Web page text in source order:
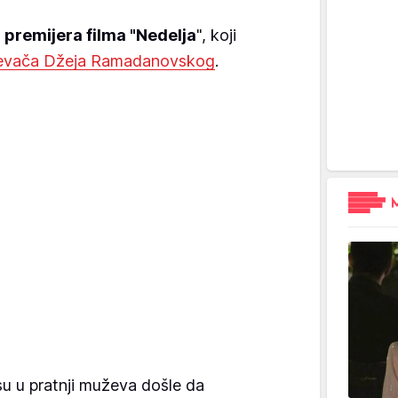
premijera filma "Nedelja", koji
Džeja Ramadanovskog.
u pratnji muževa došle da